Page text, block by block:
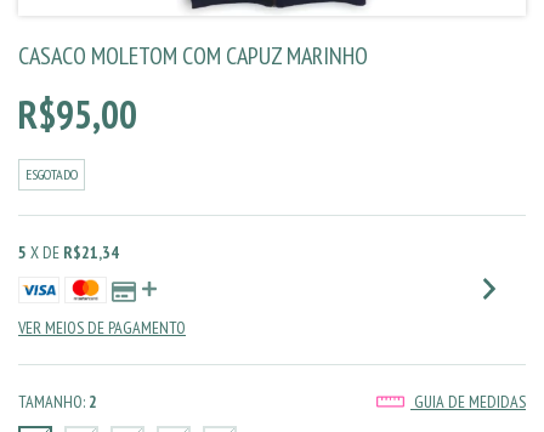
CASACO MOLETOM COM CAPUZ MARINHO
R$95,00
ESGOTADO
5 X DE R$21,34
VER MEIOS DE PAGAMENTO
TAMANHO: 2
GUIA DE MEDIDAS